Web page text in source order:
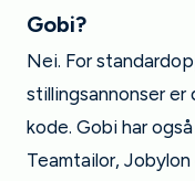
Gobi?
Nei. For
stillingsannonser er
kode. Gobi har
Teamtailor,